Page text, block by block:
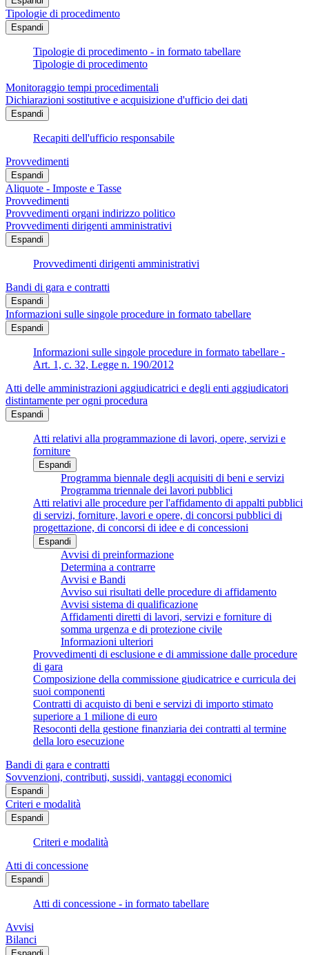
Tipologie di procedimento
Espandi
Tipologie di procedimento - in formato tabellare
Tipologie di procedimento
Monitoraggio tempi procedimentali
Dichiarazioni sostitutive e acquisizione d'ufficio dei dati
Espandi
Recapiti dell'ufficio responsabile
Provvedimenti
Espandi
Aliquote - Imposte e Tasse
Provvedimenti
Provvedimenti organi indirizzo politico
Provvedimenti dirigenti amministrativi
Espandi
Provvedimenti dirigenti amministrativi
Bandi di gara e contratti
Espandi
Informazioni sulle singole procedure in formato tabellare
Espandi
Informazioni sulle singole procedure in formato tabellare -
Art. 1, c. 32, Legge n. 190/2012
Atti delle amministrazioni aggiudicatrici e degli enti aggiudicatori
distintamente per ogni procedura
Espandi
Atti relativi alla programmazione di lavori, opere, servizi e
forniture
Espandi
Programma biennale degli acquisiti di beni e servizi
Programma triennale dei lavori pubblici
Atti relativi alle procedure per l'affidamento di appalti pubblici
di servizi, forniture, lavori e opere, di concorsi pubblici di
progettazione, di concorsi di idee e di concessioni
Espandi
Avvisi di preinformazione
Determina a contrarre
Avvisi e Bandi
Avviso sui risultati delle procedure di affidamento
Avvisi sistema di qualificazione
Affidamenti diretti di lavori, servizi e forniture di
somma urgenza e di protezione civile
Informazioni ulteriori
Provvedimenti di esclusione e di ammissione dalle procedure
di gara
Composizione della commissione giudicatrice e curricula dei
suoi componenti
Contratti di acquisto di beni e servizi di importo stimato
superiore a 1 milione di euro
Resoconti della gestione finanziaria dei contratti al termine
della loro esecuzione
Bandi di gara e contratti
Sovvenzioni, contributi, sussidi, vantaggi economici
Espandi
Criteri e modalità
Espandi
Criteri e modalità
Atti di concessione
Espandi
Atti di concessione - in formato tabellare
Avvisi
Bilanci